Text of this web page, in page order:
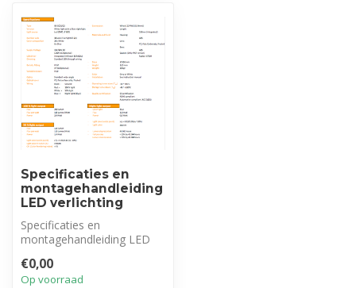
Specificaties en
montagehandleiding
LED verlichting
Specificaties en
montagehandleiding LED
€0,00
Op voorraad